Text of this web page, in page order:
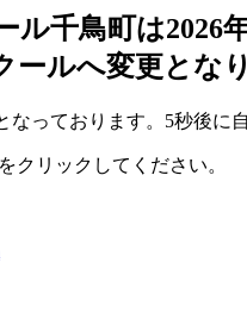
ル千鳥町は2026
ルへ変更とな
っております。5秒後に
クリックしてください。